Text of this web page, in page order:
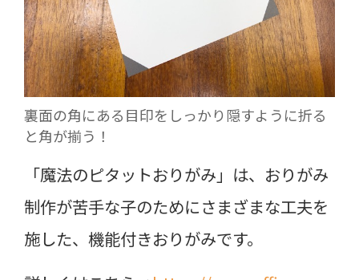
裏面の角にある目印をしっかり隠すように折る
と角が揃う！
「魔法のピタットおりがみ」は、おりがみ
制作が苦手な子のためにさまざまな工夫を
施した、機能付きおりがみです。